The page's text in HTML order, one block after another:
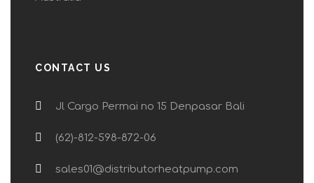
CONTACT US
Jl Cargo Permai no 15 Denpasar Bali
(62)-812-598-872-06
sales01@distributorheatpump.com